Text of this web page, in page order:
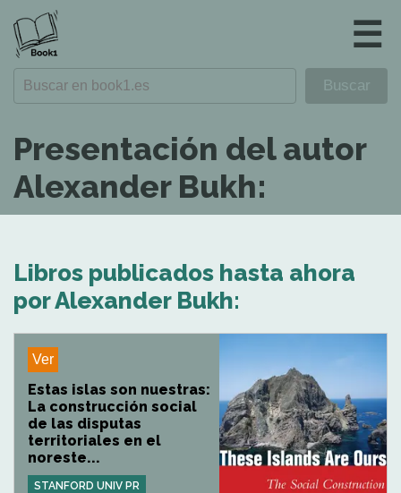
☰
Presentación del autor
Alexander Bukh:
Libros publicados hasta ahora
por Alexander Bukh:
Ver
Estas islas son nuestras:
La construcción social
de las disputas
territoriales en el
noreste...
STANFORD UNIV PR